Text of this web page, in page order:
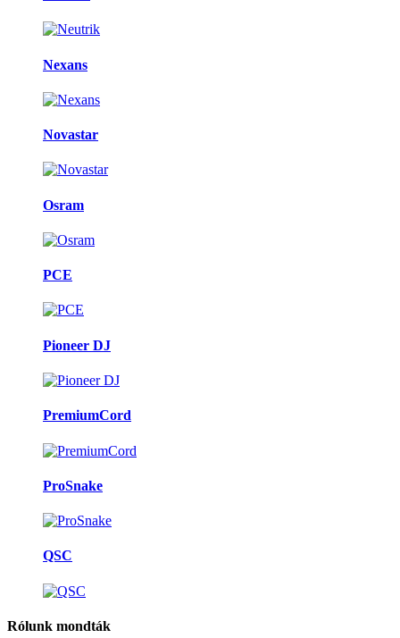
Nexans
Novastar
Osram
PCE
Pioneer DJ
PremiumCord
ProSnake
QSC
Rólunk mondták